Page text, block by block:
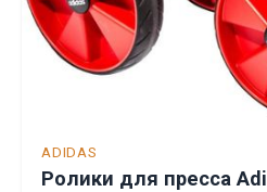
ADIDAS
Ролики для пресса